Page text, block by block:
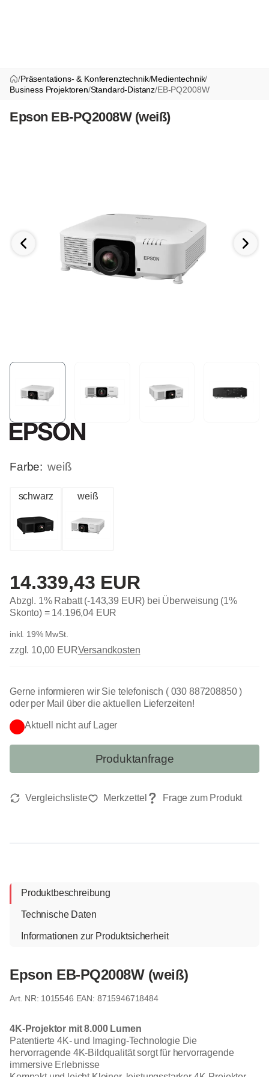
/Präsentations- & Konferenztechnik/Medientechnik/
Business Projektoren/Standard-Distanz/EB-PQ2008W
Epson EB-PQ2008W (weiß)
Farbe: weiß
schwarz weiß
14.339,43 EUR
Abzgl. 1% Rabatt (-143,39 EUR) bei Überweisung (1%
Skonto) = 14.196,04 EUR
inkl. 19% MwSt.
zzgl. 10,00 EURVersandkosten
Aktuell nicht auf Lager
Gerne informieren wir Sie telefonisch ( 030 887208850 )
oder per Mail über die aktuellen Lieferzeiten!
Produktanfrage
Produktbeschreibung
Technische Daten
Informationen zur Produktsicherheit
Epson EB-PQ2008W (weiß)
1015546 EAN: 8715946718484
4K-Projektor mit 8.000 Lumen
Patentierte 4K- und Imaging-Technologie Die
hervorragende 4K-Bildqualität sorgt für hervorragende
immersive Erlebnisse